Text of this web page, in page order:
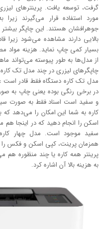
گرفت، توسعه یافت. پرینتر‌های
مورد استفاده قرار می‌گیرند
جوهرافشان هستند. این چاپگر
بالایی دارند مشاهده می‌شود
بسیار کمی چاپ نماید. هزینه مواد
چاپگر‌های لیزری در چند مدل تک
مدل تک کاره دستگاه فقط قادر است
در برخی رنگی بوده یعنی چاپ به
و سفید است اسناد فقط به صورت
کاره به شما این امکان را می‌دهد
اسکن را انجام دهید که در اینجا
سفید موجود است. مدل چهار
همزمان پرینت، کپی اسکن و فکس را
پرینتر همه کاره یا چند منظوره هم
به هزینه بالا آن اشاره کرد.